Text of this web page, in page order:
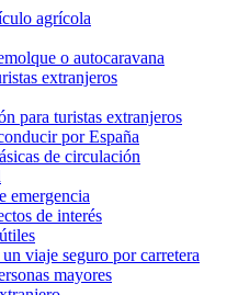
agrícola
o autocaravana
extranjeros
para turistas extranjeros
por España
de circulación
emergencia
de interés
viaje seguro por carretera
mayores